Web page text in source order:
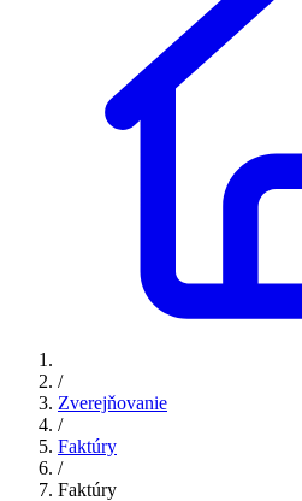
/
Zverejňovanie
/
Faktúry
/
Faktúry